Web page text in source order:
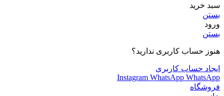
سبد خرید
بستن
ورود
بستن
هنوز حساب کاربری ندارید؟
ایجاد حساب کاربری
Instagram WhatsApp WhatsApp
فروشگاه